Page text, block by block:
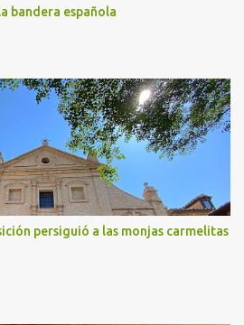
bandera española
persiguió a las monjas carmelitas